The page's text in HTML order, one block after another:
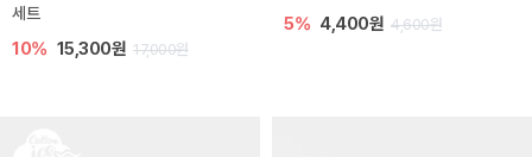
세트
10% 15,300원 17,000원
5% 4,400원 4,600원